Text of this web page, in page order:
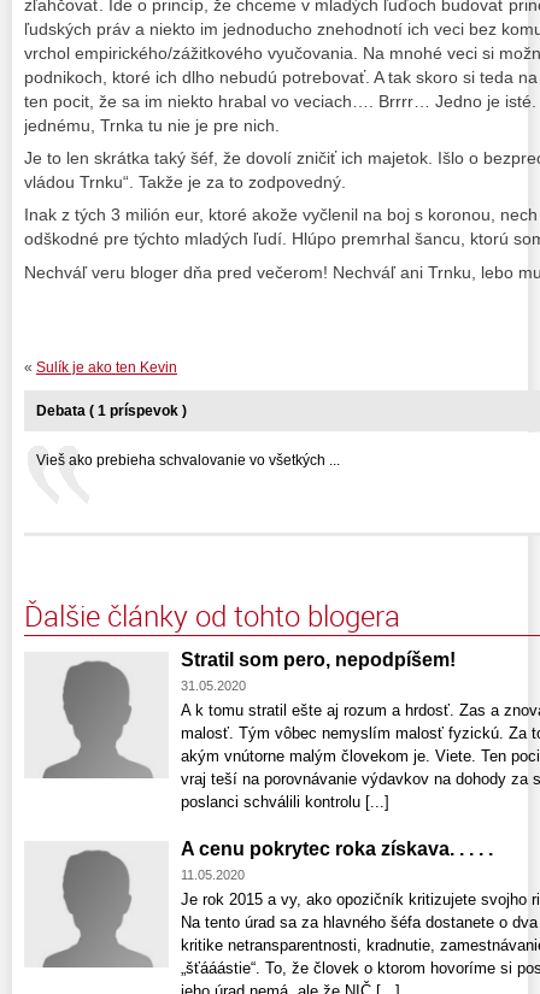
zľahčovať. Ide o princíp, že chceme v mladých ľuďoch budovať
ľudských práv a niekto im jednoducho znehodnotí ich veci bez
vrchol empirického/zážitkového vyučovania. Na mnohé veci si
podnikoch, ktoré ich dlho nebudú potrebovať. A tak skoro si teda
ten pocit, že sa im niekto hrabal vo veciach…. Brrrr… Jedno je isté.
jednému, Trnka tu nie je pre nich.
Je to len skrátka taký šéf, že dovolí zničiť ich majetok. Išlo o
vládou Trnku“. Takže je za to zodpovedný.
Inak z tých 3 milión eur, ktoré akože vyčlenil na boj s koronou,
odškodné pre týchto mladých ľudí. Hlúpo premrhal šancu, ktorú
Nechváľ veru bloger dňa pred večerom! Nechváľ ani Trnku, lebo
« Sulík je ako ten Kevin
Debata ( 1 príspevok )
Vieš ako prebieha schvalovanie vo všetkých ...
Ďalšie články od tohto blogera
Stratil som pero, nepodpíšem!
31.05.2020
A k tomu stratil ešte aj rozum a hrdosť. Zas a
malosť. Tým vôbec nemyslím malosť fyzickú. Za
akým vnútorne malým človekom je. Viete. Ten
vraj teší na porovnávanie výdavkov na dohody za
poslanci schválili kontrolu [...]
A cenu pokrytec roka získava. . . . .
11.05.2020
Je rok 2015 a vy, ako opozičník kritizujete svojho
Na tento úrad sa za hlavného šéfa dostanete o
kritike netransparentnosti, kradnutie,
„šťááástie“. To, že človek o ktorom hovoríme si